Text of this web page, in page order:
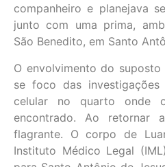
companheiro e planejava
junto com uma prima,
São Benedito, em Santo
O envolvimento do
se foco das
celular no quarto onde
encontrado. Ao retornar
flagrante. O corpo de
Instituto Médico Legal